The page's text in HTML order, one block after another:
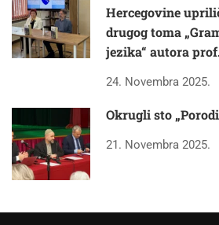
Hercegovine
drugog toma
jezika“ autora
24. Novembra 2025.
Okrugli sto
21. Novembra 2025.